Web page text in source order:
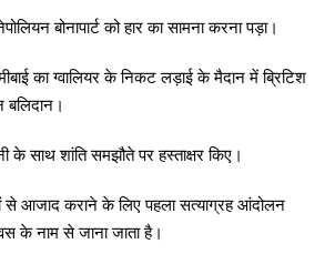
बोनापार्ट को हार का सामना करना पड़ा।
का ग्वालियर के निकट लड़ाई के मैदान में ब्रिटिश
बलिदान।
के साथ शांति समझौते पर हस्ताक्षर किए।
से आजाद कराने के लिए पहला सत्याग्रह आंदोलन
के नाम से जाना जाता है।